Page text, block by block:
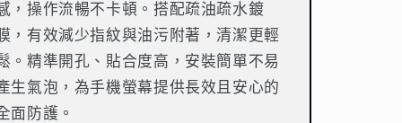
，操作流暢不卡頓。搭配疏油疏水鍍
，有效減少指紋與油污附著，清潔更輕
。精準開孔、貼合度高，安裝簡單不易
生氣泡，為手機螢幕提供長效且安心的
面防護。